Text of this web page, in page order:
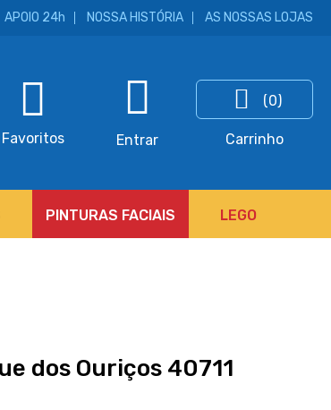
APOIO 24h NOSSA HISTÓRIA AS NOSSAS LOJAS
Favoritos Entrar
(0)
Carrinho
PINTURAS FACIAIS LEGO
dos Ouriços 40711